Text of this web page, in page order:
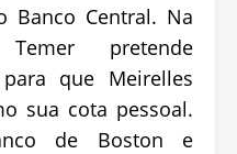
Banco Central. Na
pretende
que Meirelles
sua cota pessoal.
de Boston e